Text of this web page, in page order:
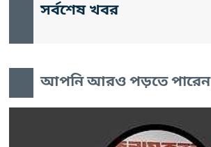
সর্বশেষ খবর
আপনি আরও পড়তে পারেন